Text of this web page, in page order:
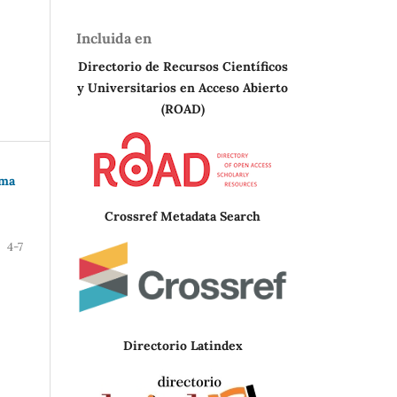
4-7
Incluida en
Directorio de Recursos Científicos
y Universitarios en Acceso Abierto
(ROAD)
Crossref Metadata Search
Directorio Latindex